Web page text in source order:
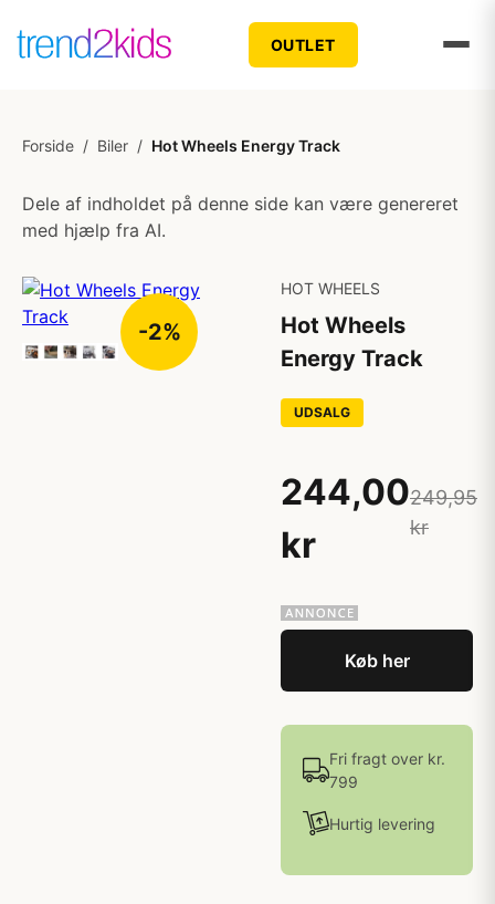
OUTLET
Forside / Biler / Hot Wheels Energy Track
Dele af indholdet på denne side kan være genereret
med hjælp fra AI.
-2%
HOT WHEELS
Hot Wheels
Energy Track
UDSALG
244,00
kr
249,95
kr
Køb her
Fri fragt over kr.
799
Hurtig levering